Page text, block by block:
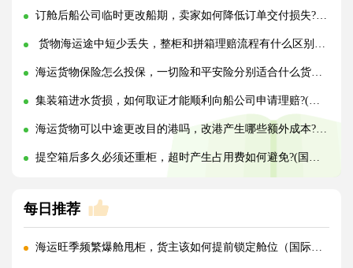
订舱后船公司临时更改船期，卖家如何降低订单交付损失?(国际海运干货知识分享)
货物海运途中短少丢失，整柜和拼箱理赔流程有什么区别?(国际海运干货知识分享)
海运货物保险怎么投保，一切险和平安险分别适合什么货物?(国际海运干货知识分享)
集装箱进水货损，如何取证才能顺利向船公司申请理赔?(国际海运干货知识分享)
海运货物可以中途更改目的港吗，改港产生哪些额外成本?(国际海运干货知识分享)
提空箱后多久必须还重柜，超时产生占用费如何避免?(国际海运干货知识分享)
每日推荐
海运旺季频繁爆舱甩柜，货主该如何提前锁定舱位（国际海运干货知识分享）